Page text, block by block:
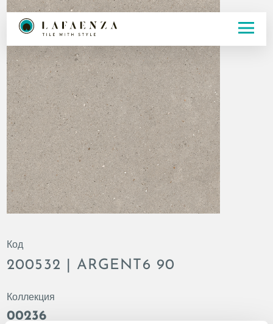
Код
200532 | ARGENT6 90
Коллекция
00236